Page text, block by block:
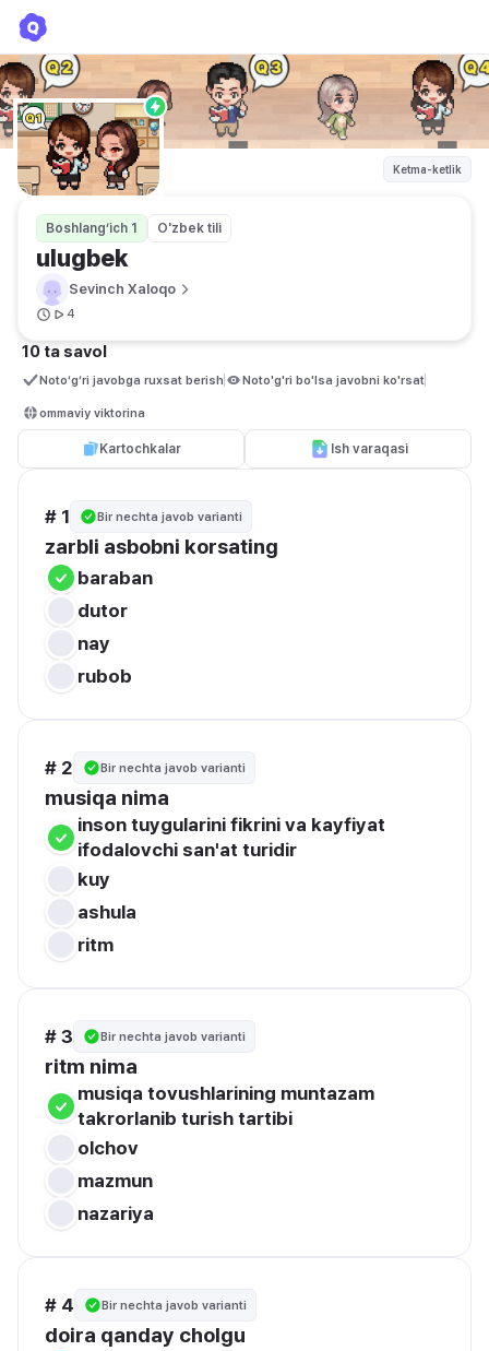
Ketma-ketlik
Boshlang‘ich 1 O'zbek tili
ulugbek
Sevinch Xaloqo
4
10 ta savol
Noto‘g‘ri javobga ruxsat berish Noto'g'ri bo'lsa javobni ko'rsat
ommaviy viktorina
Kartochkalar Ish varaqasi
# 1 Bir nechta javob varianti
zarbli asbobni korsating
baraban
dutor
nay
rubob
# 2 Bir nechta javob varianti
musiqa nima
inson tuygularini fikrini va kayfiyat
ifodalovchi san'at turidir
kuy
ashula
ritm
# 3 Bir nechta javob varianti
ritm nima
musiqa tovushlarining muntazam
takrorlanib turish tartibi
olchov
mazmun
nazariya
# 4 Bir nechta javob varianti
doira qanday cholgu